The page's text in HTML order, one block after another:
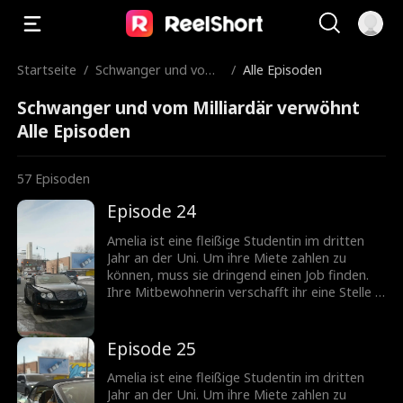
Startseite / Schwanger und vom
/ Alle Episoden
Schwanger und vom Milliardär verwöhnt
Alle Episoden
57 Episoden
Episode 24
Amelia ist eine fleißige Studentin im dritten
Jahr an der Uni. Um ihre Miete zahlen zu
können, muss sie dringend einen Job finden.
Ihre Mitbewohnerin verschafft ihr eine Stelle in
Wendung: Ihre Mitbewohnerin betäubt sie
heimlich und zwingt sie, mit einem Kunden zu
schlafen. Im entscheidenden Moment taucht
Leo auf und rettet Amelia davor, in den
Episode 25
Amelia ist eine fleißige Studentin im dritten
Jahr an der Uni. Um ihre Miete zahlen zu